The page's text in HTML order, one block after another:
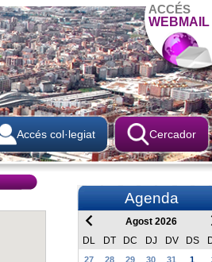
ACCÉS
WEBMAIL
Cercador
Accés col·legiat
Agenda
Agost 2026
DL
DT DC DJ DV DS
27 28 29 30 31 1